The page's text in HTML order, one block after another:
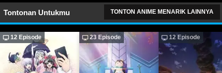
Tontonan Untukmu TONTON ANIME MENARIK LAINNYA
12 Episode 23 Episode 12 Episode